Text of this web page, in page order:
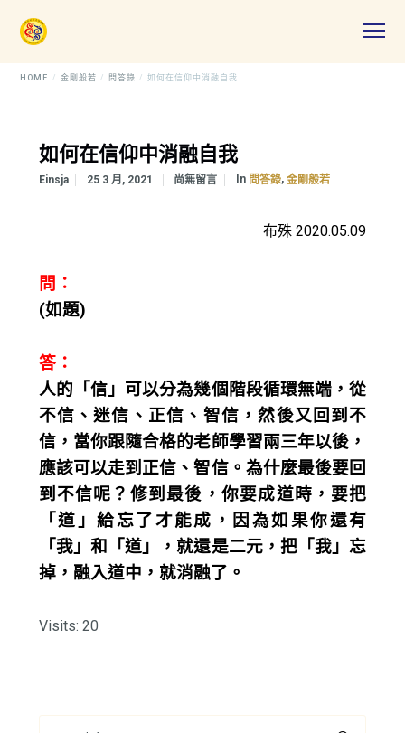
HOME 金剛般若 問答錄 如何在信仰中消融自我
如何在信仰中消融自我
Einsja 25 3 月, 2021 尚無留言 In 問答錄, 金剛般若
布殊 2020.05.09
問：
(如題)
答：
人的「信」可以分為幾個階段循環無端，從
不信、迷信、正信、智信，然後又回到不
信，當你跟隨合格的老師學習兩三年以後，
應該可以走到正信、智信。為什麼最後要回
到不信呢？修到最後，你要成道時，要把
「道」給忘了才能成，因為如果你還有
「我」和「道」，就還是二元，把「我」忘
掉，融入道中，就消融了。
Visits: 20